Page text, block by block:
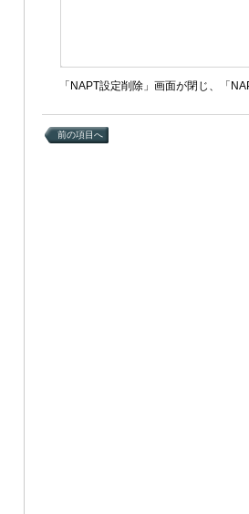
「NAPT設定削除」画面が閉じ、「
前の項目へ